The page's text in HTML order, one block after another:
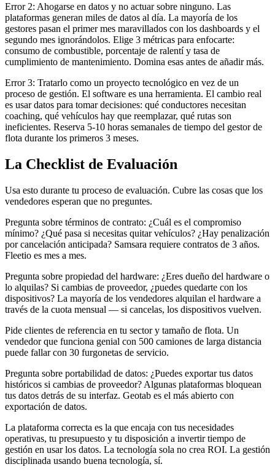
Error 2: Ahogarse en datos y no actuar sobre ninguno. Las
plataformas generan miles de datos al día. La mayoría de los
gestores pasan el primer mes maravillados con los dashboards y el
segundo mes ignorándolos. Elige 3 métricas para enfocarte:
consumo de combustible, porcentaje de ralentí y tasa de
cumplimiento de mantenimiento. Domina esas antes de añadir más.
Error 3: Tratarlo como un proyecto tecnológico en vez de un
proceso de gestión. El software es una herramienta. El cambio real
es usar datos para tomar decisiones: qué conductores necesitan
coaching, qué vehículos hay que reemplazar, qué rutas son
ineficientes. Reserva 5-10 horas semanales de tiempo del gestor de
flota durante los primeros 3 meses.
La Checklist de Evaluación
Usa esto durante tu proceso de evaluación. Cubre las cosas que los
vendedores esperan que no preguntes.
Pregunta sobre términos de contrato: ¿Cuál es el compromiso
mínimo? ¿Qué pasa si necesitas quitar vehículos? ¿Hay penalización
por cancelación anticipada? Samsara requiere contratos de 3 años.
Fleetio es mes a mes.
Pregunta sobre propiedad del hardware: ¿Eres dueño del hardware o
lo alquilas? Si cambias de proveedor, ¿puedes quedarte con los
dispositivos? La mayoría de los vendedores alquilan el hardware a
través de la cuota mensual — si cancelas, los dispositivos vuelven.
Pide clientes de referencia en tu sector y tamaño de flota. Un
vendedor que funciona genial con 500 camiones de larga distancia
puede fallar con 30 furgonetas de servicio.
Pregunta sobre portabilidad de datos: ¿Puedes exportar tus datos
históricos si cambias de proveedor? Algunas plataformas bloquean
tus datos detrás de su interfaz. Geotab es el más abierto con
exportación de datos.
La plataforma correcta es la que encaja con tus necesidades
operativas, tu presupuesto y tu disposición a invertir tiempo de
gestión en usar los datos. La tecnología sola no crea ROI. La gestión
disciplinada usando buena tecnología, sí.